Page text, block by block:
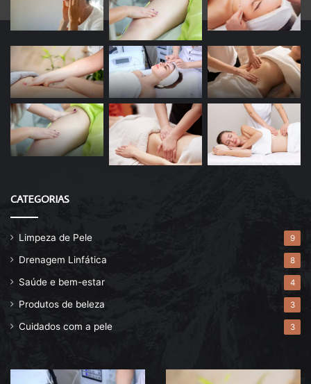
CATEGORIAS
Limpeza de Pele 9
Drenagem Linfática 8
Saúde e bem-estar 4
Produtos de beleza 3
Cuidados com a pele 3
Descubra Drenagem